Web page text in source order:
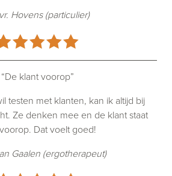
Hovens (particulier)
“De klant voorop”
testen met klanten, kan ik altijd bij
Ze denken mee en de klant staat
Dat voelt goed!
Gaalen (ergotherapeut)